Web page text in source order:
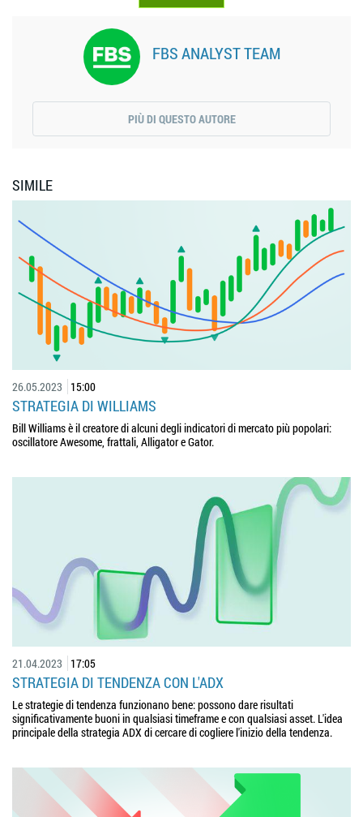
FBS ANALYST TEAM
PIÙ DI QUESTO AUTORE
SIMILE
26.05.2023 15:00
STRATEGIA DI WILLIAMS
Bill Williams è il creatore di alcuni degli indicatori di mercato più popolari:
oscillatore Awesome, frattali, Alligator e Gator.
21.04.2023 17:05
STRATEGIA DI TENDENZA CON L'ADX
Le strategie di tendenza funzionano bene: possono dare risultati
significativamente buoni in qualsiasi timeframe e con qualsiasi asset. L'idea
principale della strategia ADX di cercare di cogliere l'inizio della tendenza.